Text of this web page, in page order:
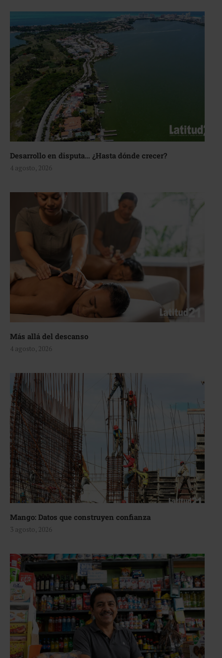
Desarrollo en disputa… ¿Hasta dónde crecer?
4 agosto, 2026
Más allá del descanso
4 agosto, 2026
Mango: Datos que construyen confianza
3 agosto, 2026